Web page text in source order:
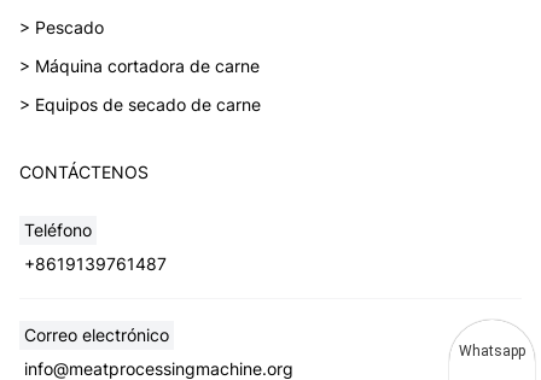
> Pescado
> Máquina cortadora de carne
> Equipos de secado de carne
CONTÁCTENOS
Teléfono
+8619139761487
Correo electrónico
info@meatprocessingmachine.org
Whatsapp